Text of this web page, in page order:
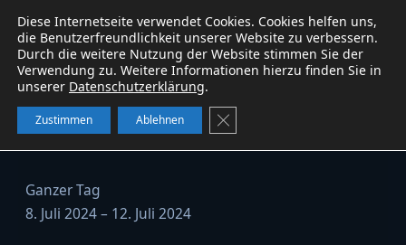
W&BBaumaschinenservice WhatsApp
Radlader Atlas 62D vermietet
Atlas
62D
Ganzer Tag
8. Juli 2024– 12. Juli 2024
Diese Internetseite verwendet Cookies. Cookies helfen uns,
die Benutzerfreundlichkeit unserer Website zu verbessern.
Durch die weitere Nutzung der Website stimmen Sie der
Verwendung zu. Weitere Informationen hierzu finden Sie in
unserer Datenschutzerklärung.
Zustimmen Ablehnen GDPR Cookie-Banner